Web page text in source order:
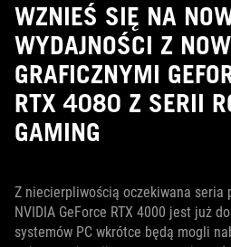
WZNIEŚ SIĘ NA
WYDAJNOŚCI Z
GRAFICZNYMI
RTX 4080 Z SERII
GAMING
Z niecierpliwością oczekiwana seria
NVIDIA GeForce RTX 4000 jest już
systemów PC wkrótce będą mogli